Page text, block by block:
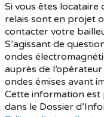
Si vous êtes locataire
relais sont en projet
contacter votre
S’agissant de
ondes
auprès de
ondes émises avant
Cette information
dans le Dossier